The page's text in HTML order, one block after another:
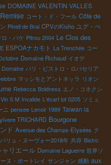
DOMAINE VALENTIN VALLES
コート・ド・フール Côte de
Pinell de Brai CPVのKisho ユグ・べ
ロ・バケ Pitrou 2004 Le Clos des
ESPOAナカモト La Trenchée コー
Domaine Richaud イオデ
Domaine パリ・ビストロ・ロバセリア
マッシモとアントネッラ リオン
Rebecca Boldness エノ・コネクシ
Vin S M Invalide L'écart lot 0205 ソミュ
ニ pensee Lenoir 1989 Taiwan la
TRICHARD Bourgone
ド Avenue des Champs-Elysées ク
リュ・ヌーヴォー2018年 共存 Bistro
ャリエール Domaine Laguerre 世界ソ
ーヌ・ボートレイ サンジャン 感動 aux